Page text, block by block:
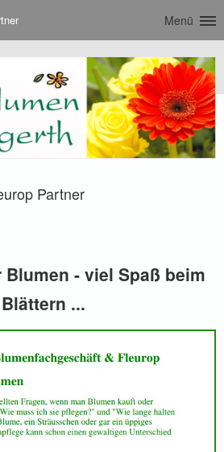
Menü
Partner
- viel Spaß beim
Blättern ...